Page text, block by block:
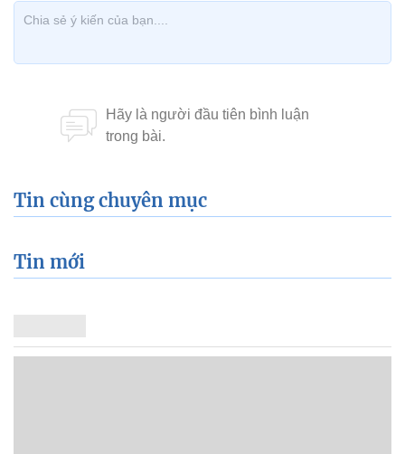
Tin cùng chuyên mục
Tin mới